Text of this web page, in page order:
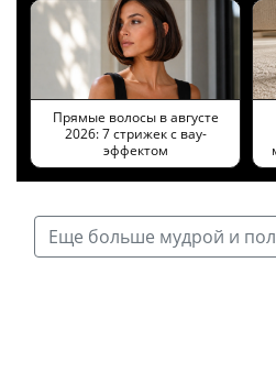
Прямые волосы в августе
2026: 7 стрижек с вау-
эффектом
Еще больше мудрой и